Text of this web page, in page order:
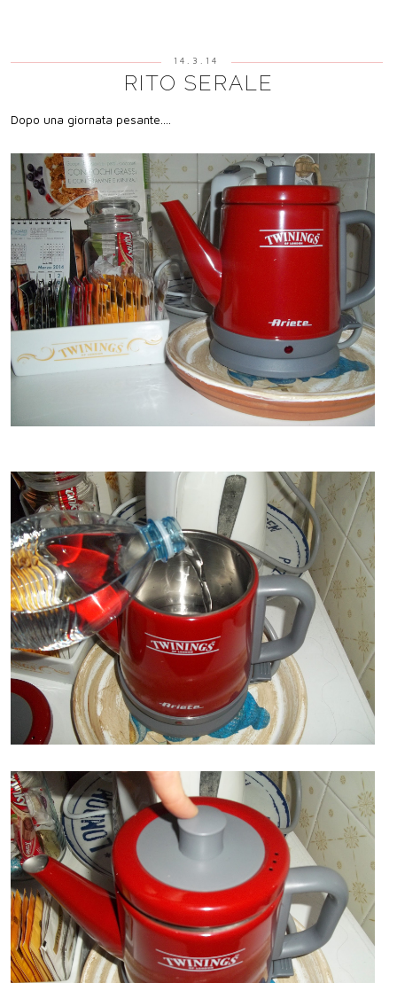
14.3.14
RITO SERALE
Dopo una giornata pesante....